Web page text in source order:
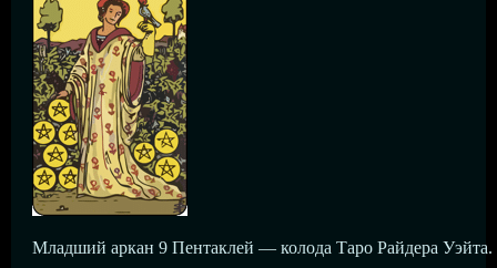
Младший аркан 9 Пентаклей — колода Таро Райдера Уэйта.